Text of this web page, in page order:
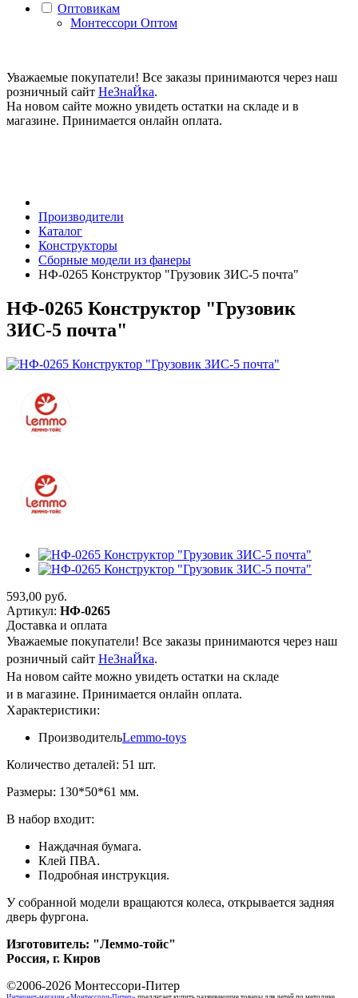
Оптовикам
Монтессори Оптом
Уважаемые покупатели! Все заказы принимаются через наш
розничный сайт НеЗнаЙка.
На новом сайте можно увидеть остатки на складе и в
магазине. Принимается онлайн оплата.
Производители
Каталог
Конструкторы
Сборные модели из фанеры
НФ-0265 Конструктор "Грузовик ЗИС-5 почта"
НФ-0265 Конструктор "Грузовик
ЗИС-5 почта"
593,00 руб.
Артикул: НФ-0265
Доставка и оплата
Уважаемые покупатели! Все заказы принимаются через наш
розничный сайт НеЗнаЙка.
На новом сайте можно увидеть остатки на складе
и в магазине. Принимается онлайн оплата.
Характеристики:
ПроизводительLemmo-toys
Количество деталей: 51 шт.
Размеры: 130*50*61 мм.
В набор входит:
Наждачная бумага.
Клей ПВА.
Подробная инструкция.
У собранной модели вращаются колеса, открывается задняя
дверь фургона.
Изготовитель: "Леммо-тойс"
Россия, г. Киров
©2006-2026 Монтессори-Питер